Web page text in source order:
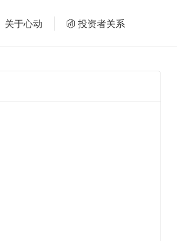
关于心动 投资者关系